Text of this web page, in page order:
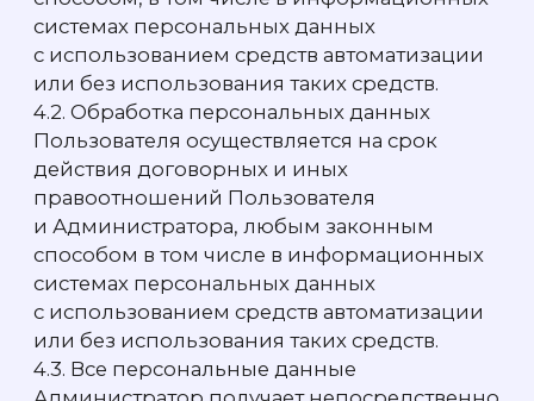
5.1. Пользователь в праве реализовывать
свои права, предусмотренные
законодательством Российской
Федерации о персональных данных, в том
числе, но не ограничиваясь:
· Уточнять, обновлять свои персональные
данные, требовать их блокирования или
· Запрашивать у Администратора перечень
обрабатываемых персональных данных,
правовых оснований обработки, источники
их получения, информацию о сроках
обработки и хранения, а также иные
сведения, связанные с обработкой своих
персональных данных.
6. ПРАВА И ОБЯЗАННОСТИ
АДМИНИСТРАТОРА
полученную персональную информацию